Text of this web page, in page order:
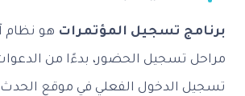
برنامج تسجيل المؤتمرات هو نظام
مراحل تسجيل الحضور، بدءًا من
تسجيل الدخول الفعلي في موقع الحدث.